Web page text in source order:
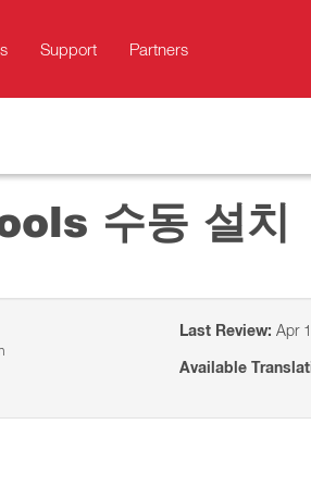
Support Partners
수동 설치
Last Review: Apr
Available